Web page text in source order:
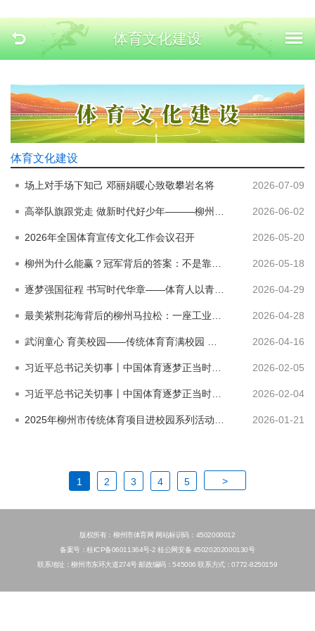
体育文化建设
体育文化建设
场上对手场下知己 邓丽娟暖心致敬攀岩名将 2026-07-09
2026-06-02
2026年全国体育宣传文化工作会议召开 2026-05-20
柳州为什么能赢？冠军背后的答案：不是靠运气，是藏在柳州人骨子里的精神力量 2026-05-18
逐梦强国征程 书写时代华章——体育人以青春赴使命以奋斗践初心 2026-04-29
2026-04-28
2026-04-16
习近平总书记关切事丨中国体育逐梦正当时（下篇） 2026-02-05
习近平总书记关切事丨中国体育逐梦正当时（上篇） 2026-02-04
2026-01-21
1 2 3 4 5 >
版权所有：柳州市体育网 网站标识码：4502000012
备案号：桂ICP备06011364号-2 桂公网安备 45020202000130号
联系地址：柳州市东环大道274号 邮政编码：545006 联系方式：0772-8250159